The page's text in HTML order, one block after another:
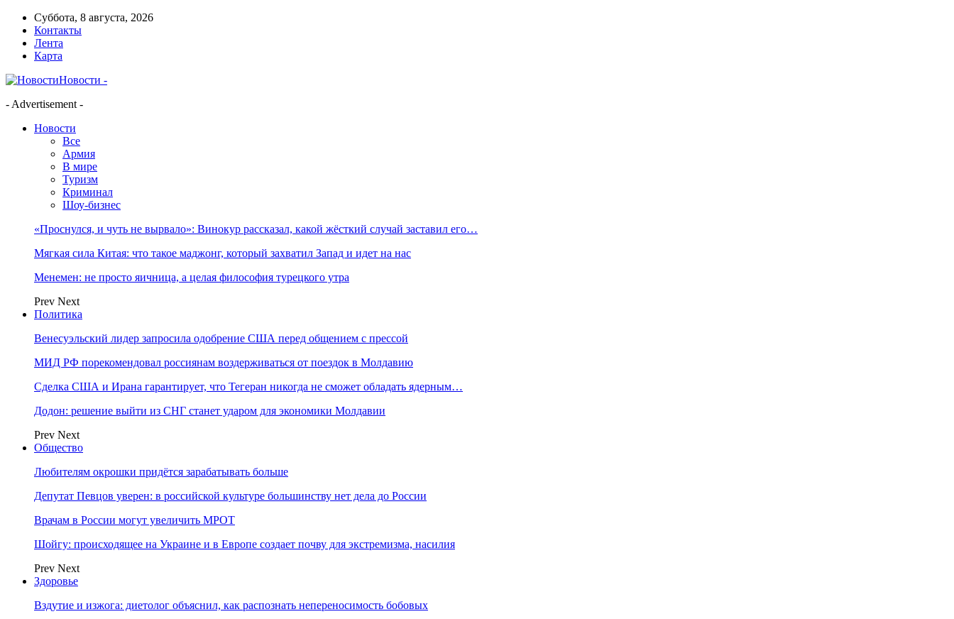
Суббота, 8 августа, 2026
Контакты
Лента
Карта
Новости -
- Advertisement -
Новости
Все
Армия
В мире
Туризм
Криминал
Шоу-бизнес
«Проснулся, и чуть не вырвало»: Винокур рассказал, какой жёсткий случай заставил его…
Мягкая сила Китая: что такое маджонг, который захватил Запад и идет на нас
Менемен: не просто яичница, а целая философия турецкого утра
Prev Next
Политика
Венесуэльский лидер запросила одобрение США перед общением с прессой
МИД РФ порекомендовал россиянам воздерживаться от поездок в Молдавию
Сделка США и Ирана гарантирует, что Тегеран никогда не сможет обладать ядерным…
Додон: решение выйти из СНГ станет ударом для экономики Молдавии
Prev Next
Общество
Любителям окрошки придётся зарабатывать больше
Депутат Певцов уверен: в российской культуре большинству нет дела до России
Врачам в России могут увеличить МРОТ
Шойгу: происходящее на Украине и в Европе создает почву для экстремизма, насилия
Prev Next
Здоровье
Вздутие и изжога: диетолог объяснил, как распознать непереносимость бобовых